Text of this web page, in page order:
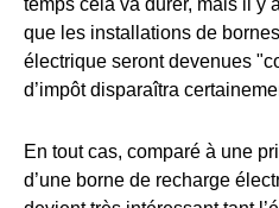
que les installations de
électrique seront devenues
d’impôt disparaîtra
En tout cas, comparé à une
d’une borne de recharge